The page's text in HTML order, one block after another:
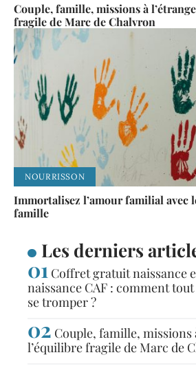
Couple, famille, missions à
fragile de Marc de Chalvron
NOURRISSON
Immortalisez l’amour familial avec
famille
Les derniers
Coffret gratuit naissance
naissance CAF : comment
se tromper ?
Couple, famille, missions
l’équilibre fragile de Marc de